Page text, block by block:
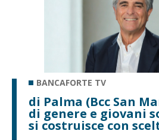
BANCAFORTE TV
di Palma (Bcc San
di genere e giovani
si costruisce con